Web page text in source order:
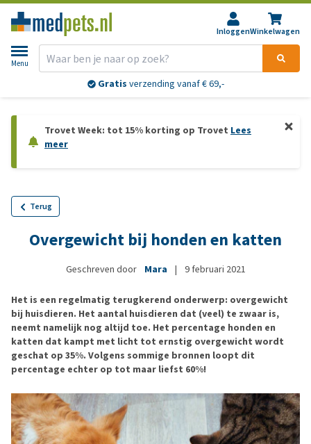
InloggenWinkelwagen
Menu
Gratis verzending vanaf € 69,-
Trovet Week: tot 15% korting op Trovet Lees
meer
Terug
Overgewicht bij honden en katten
Geschreven door Mara | 9 februari 2021
Het is een regelmatig terugkerend onderwerp: overgewicht
bij huisdieren. Het aantal huisdieren dat (veel) te zwaar is,
neemt namelijk nog altijd toe. Het percentage honden en
katten dat kampt met licht tot ernstig overgewicht wordt
geschat op 35%. Volgens sommige bronnen loopt dit
percentage echter op tot maar liefst 60%!